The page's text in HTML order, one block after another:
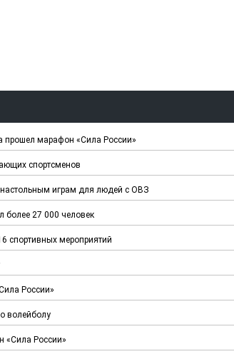
марафон «Сила России»
спортсменов
играм для людей с ОВЗ
27 000 человек
спортивных мероприятий
России»
волейболу
«Сила России»